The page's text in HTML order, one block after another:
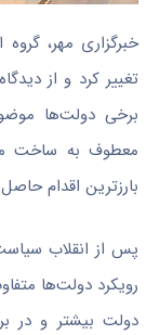
خبرگزاری مهر،
تغییر کرد و از
برخی دولت‌ها
معطوف به ساخت
بارزترین اقدام
پس از انقلاب
رویکرد دولت‌ها
دولت بیشتر و در